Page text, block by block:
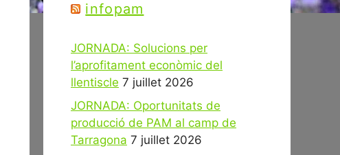
infopam
JORNADA: Solucions per
l’aprofitament econòmic del
llentiscle 7 juillet 2026
JORNADA: Oportunitats de
producció de PAM al camp de
Tarragona 7 juillet 2026